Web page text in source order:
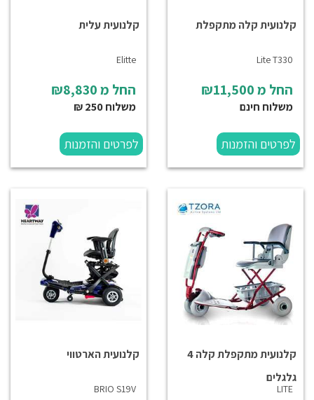
קלנועית קלה מתקפלת
Lite T330
החל מ
משלוח חינם
לפרטים והזמנות
קלנועית עלית
Elitte
החל מ
משלוח 250 ₪
לפרטים והזמנות
קלנועית מתקפלת קלה 4
גלגלים
LITE
קלנועית הארטווי
BRIO S19V